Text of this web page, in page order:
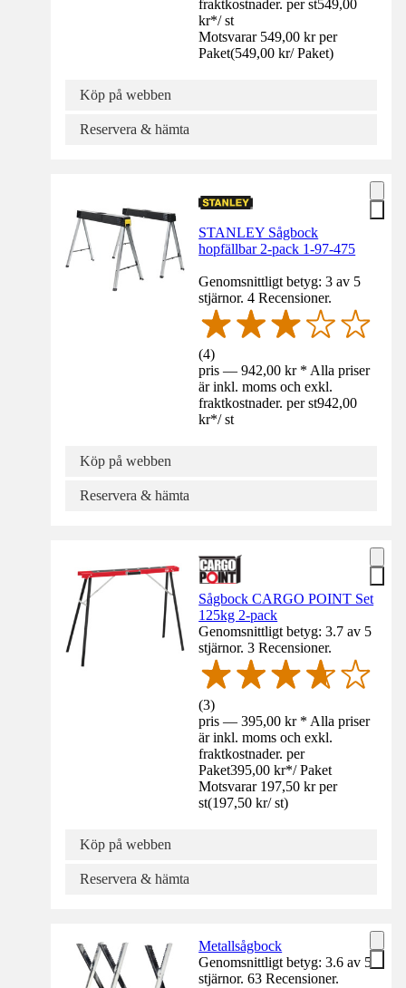
fraktkostnader. per st549,00
kr*/ st
Motsvarar 549,00 kr per
Paket(549,00 kr/ Paket)
Köp på webben
Reservera & hämta
STANLEY Sågbock
hopfällbar 2-pack 1-97-475
Genomsnittligt betyg: 3 av 5
stjärnor. 4 Recensioner.
(4)
pris — 942,00 kr * Alla priser
är inkl. moms och exkl.
fraktkostnader. per st942,00
kr*/ st
Köp på webben
Reservera & hämta
Sågbock CARGO POINT Set
125kg 2-pack
Genomsnittligt betyg: 3.7 av 5
stjärnor. 3 Recensioner.
(3)
pris — 395,00 kr * Alla priser
är inkl. moms och exkl.
fraktkostnader. per
Paket395,00 kr*/ Paket
Motsvarar 197,50 kr per
st(197,50 kr/ st)
Köp på webben
Reservera & hämta
Metallsågbock
Genomsnittligt betyg: 3.6 av 5
stjärnor. 63 Recensioner.